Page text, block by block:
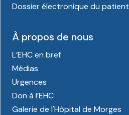
Dossier électronique du patient
À propos de nous
L’EHC en bref
Médias
Urgences
Don à l’EHC
Galerie de l'Hôpital de Morges